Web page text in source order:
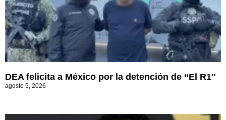
DEA felicita a México por la detención de “El R1″
agosto 5, 2026